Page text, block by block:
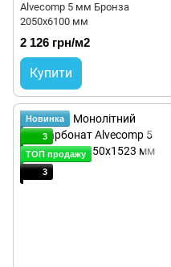
Alvecomp 5 мм Бронза
2050х6100 мм
2 126 грн/м2
Купити
Новинка
3
ТОП продажу
3